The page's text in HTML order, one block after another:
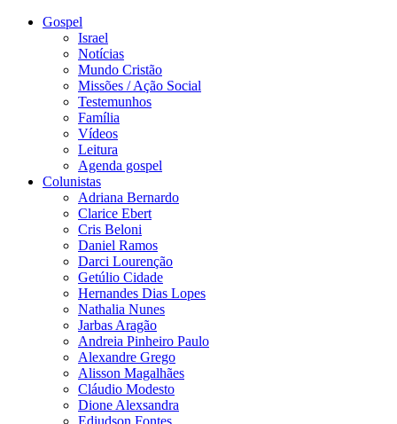
Gospel
Israel
Notícias
Mundo Cristão
Missões / Ação Social
Testemunhos
Família
Vídeos
Leitura
Agenda gospel
Colunistas
Adriana Bernardo
Clarice Ebert
Cris Beloni
Daniel Ramos
Darci Lourenção
Getúlio Cidade
Hernandes Dias Lopes
Nathalia Nunes
Jarbas Aragão
Andreia Pinheiro Paulo
Alexandre Grego
Alisson Magalhães
Cláudio Modesto
Dione Alexsandra
Ediudson Fontes